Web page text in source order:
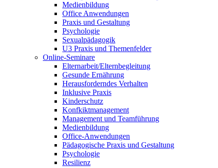
Medienbildung
Office Anwendungen
Praxis und Gestaltung
Psychologie
Sexualpädagogik
U3 Praxis und Themenfelder
Online-Seminare
Elternarbeit/Elternbegleitung
Gesunde Ernährung
Herausforderndes Verhalten
Inklusive Praxis
Kinderschutz
Konfkiktmanagement
Management und Teamführung
Medienbildung
Office-Anwendungen
Pädagogische Praxis und Gestaltung
Psychologie
Resilienz